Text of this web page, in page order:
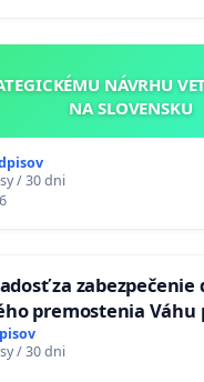
NÁVRHU
NA SLOVENSKU
/ 30 dni
za zabezpečenie
premostenia Váhu
mosta v
/ 30 dni